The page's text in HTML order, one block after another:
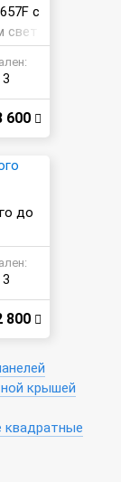
с
свет
3
600
до
3
800
крышей
квадратные